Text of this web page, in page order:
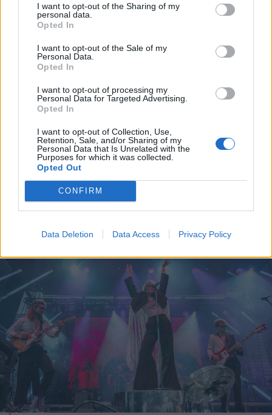
I want to opt-out of the Sharing of my
personal data.
Opted In
I want to opt-out of the Sale of my
Personal Data.
Opted In
I want to opt-out of processing my
Personal Data for Targeted Advertising.
Opted In
I want to opt-out of Collection, Use,
Retention, Sale, and/or Sharing of my
Personal Data that Is Unrelated with the
Purposes for which it was collected.
Opted Out
CONFIRM
Data Deletion Data Access Privacy Policy
2026. augusztus 09., vasárnap
centiméterrel nőtt a Duna
vízszintje Csernavodánál